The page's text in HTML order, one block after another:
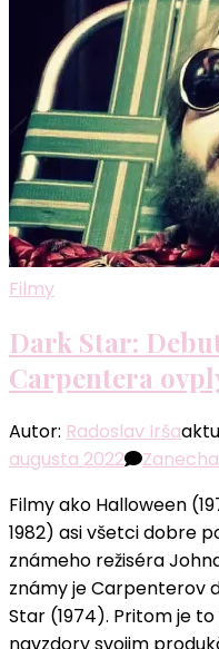
Filmy
Dark Star:
Carpentera
Autor: Radoslav Irša
augusta 2022
Filmy ako Halloween
1982) asi všetci dobre
známeho režiséra
známy je Carpenterov
Star (1974). Pritom je